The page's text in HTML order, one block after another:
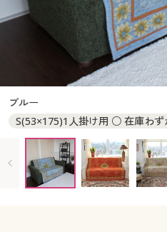
大きいサイズ レディース下着
大きいサイズ メンズ
大きいサイズ 事務・制服
シークレットセール
商品カテゴリ一覧
カタログ・チラシからのご注
デジタルカタログ
カタログ無料プレゼント
大きいサイズ メンズ
大きいサイズ 事務・制服
カタログ
カタログ・チラシからのご
カタログ無料プレゼント
会員メニュー
ブルー
S(53×175)1人掛け用 ○ 在庫わず
M(105×175)2～2.5人掛け用 ○
L(155×175)3人掛け用 × 入荷未定
A(Mワイド(135×175)2.5人掛け